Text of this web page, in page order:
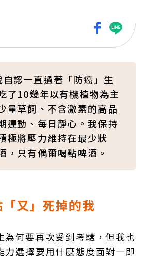
認一直過著「防癌」生
了10幾年以有機植物為主
量草飼、不含激素的高品
運動、每日靜心。我保持
極將壓力維持在最少狀
，只有偶爾喝點啤酒。
又」死掉的我
為何要再次受到考驗，但我也
力選擇要用什麼態度面對—即